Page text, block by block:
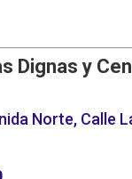
Dignas y
Norte, Calle